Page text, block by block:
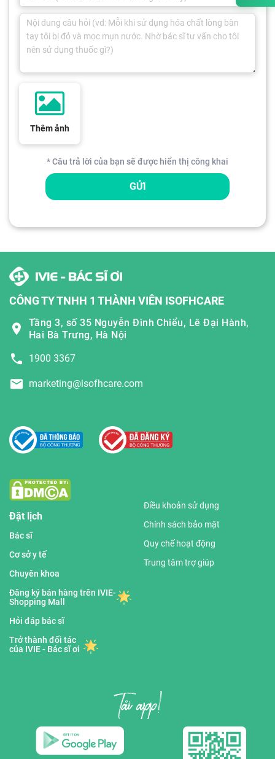
Thêm ảnh
* Câu trả lời của bạn sẽ được hiển thị công khai
GỬI
CÔNG TY TNHH 1 THÀNH VIÊN ISOFHCARE
Tầng 3, số 35 Nguyễn Đình Chiểu, Lê Đại Hành,
Hai Bà Trưng, Hà Nội
1900 3367
marketing@isofhcare.com
Đặt lịch
Bác sĩ
Cơ sở y tế
Chuyên khoa
Đăng ký bán hàng trên IVIE-
Shopping Mall
Hỏi đáp bác sĩ
Trở thành đối tác
của IVIE - Bác sĩ ơi
Điều khoản sử dụng
Chính sách bảo mật
Quy chế hoạt động
Trung tâm trợ giúp